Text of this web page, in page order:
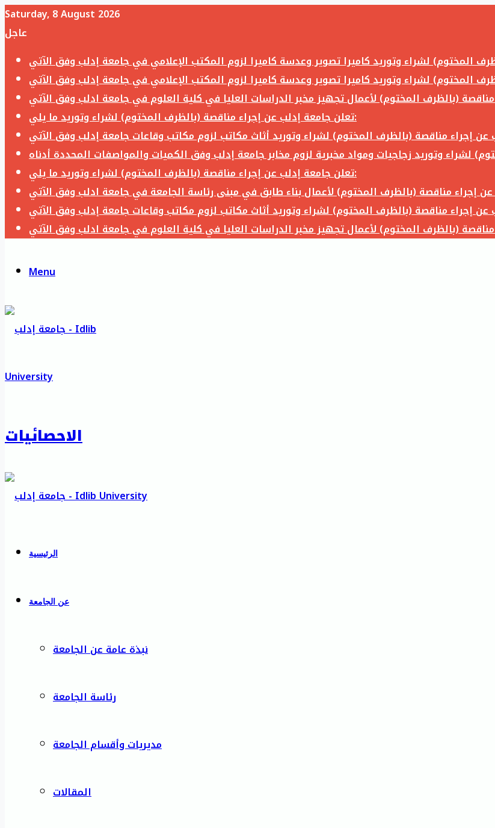
Saturday, 8 August 2026
عاجل
تعلن جامعة إدلب عن إجراء مناقصة (بالظرف المختوم) لشراء وتوريد ما يلي:
تعلن جامعة إدلب عن إجراء مناقصة (بالظرف المختوم) لشراء وتوريد ما يلي:
Menu
الاحصائيات
الرئيسية
عن الجامعة
نبذة عامة عن الجامعة
رئاسة الجامعة
مديريات وأقسام الجامعة
المقالات